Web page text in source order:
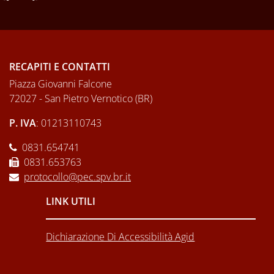
RECAPITI E CONTATTI
Piazza Giovanni Falcone
72027 - San Pietro Vernotico (BR)
P. IVA: 01213110743
0831.654741
0831.653763
protocollo@pec.spv.br.it
LINK UTILI
Dichiarazione Di Accessibilità Agid